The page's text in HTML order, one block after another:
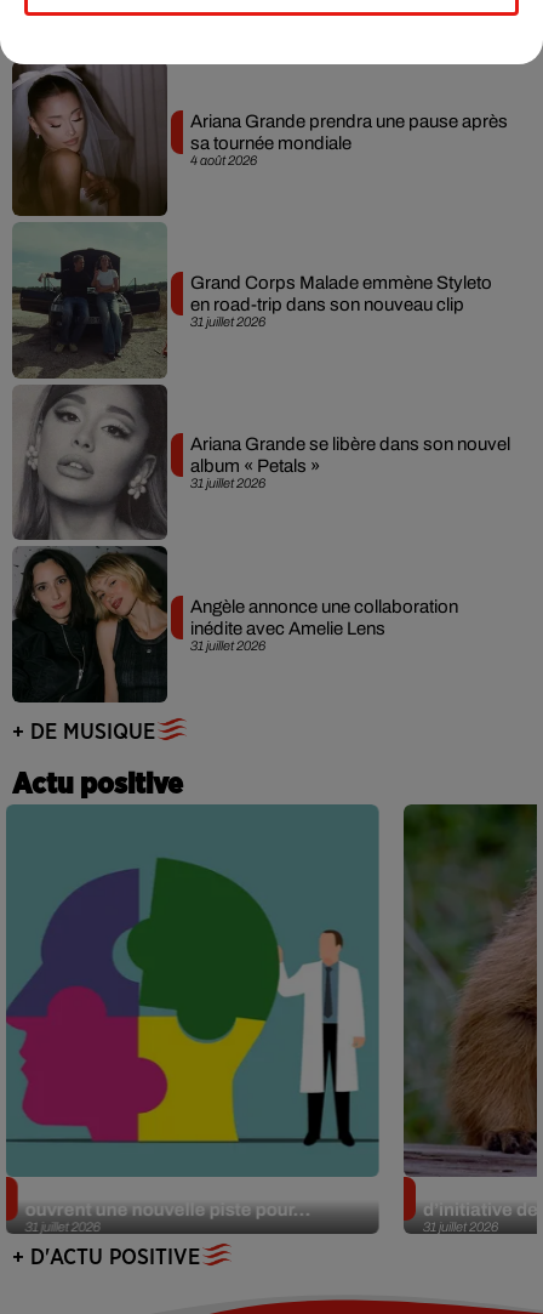
4 août 2026
Ariana Grande prendra une pause après
sa tournée mondiale
31 juillet 2026
Grand Corps Malade emmène Styleto
en road-trip dans son nouveau clip
31 juillet 2026
Ariana Grande se libère dans son nouvel
album « Petals »
31 juillet 2026
Angèle annonce une collaboration
inédite avec Amelie Lens
+ DE MUSIQUE
Actu positive
31 juillet 2026
ouvrent une nouvelle piste pour...
31 juillet 2026
d’initiative
+ D'ACTU POSITIVE